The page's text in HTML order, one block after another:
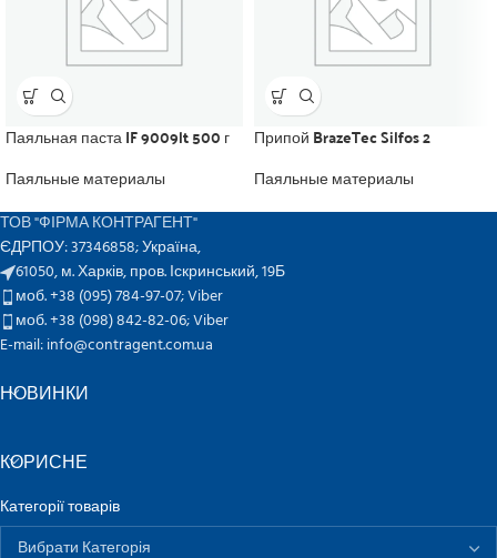
Паяльная паста IF 9009lt 500 г
Паяльные материалы
Припой BrazeTec Silfos 2
Паяльные материалы
ТОВ "ФІРМА КОНТРАГЕНТ"
ЄДРПОУ: 37346858; Україна,
61050, м. Харків, пров. Іскринський, 19Б
моб. +38 (095) 784-97-07;Viber
моб. +38 (098) 842-82-06;Viber
E-mail: info@contragent.com.ua
НОВИНКИ
КОРИСНЕ
Категорії товарів